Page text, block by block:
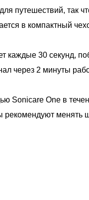
путешествий, так
в компактный
каждые 30 секунд,
через 2 минуты
Sonicare One в
менять